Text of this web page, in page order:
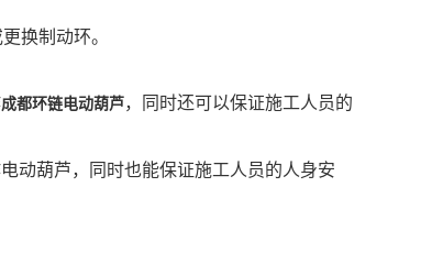
换制动环。
成都环链电动葫芦，同时还可以保证施工人员的
动葫芦，同时也能保证施工人员的人身安